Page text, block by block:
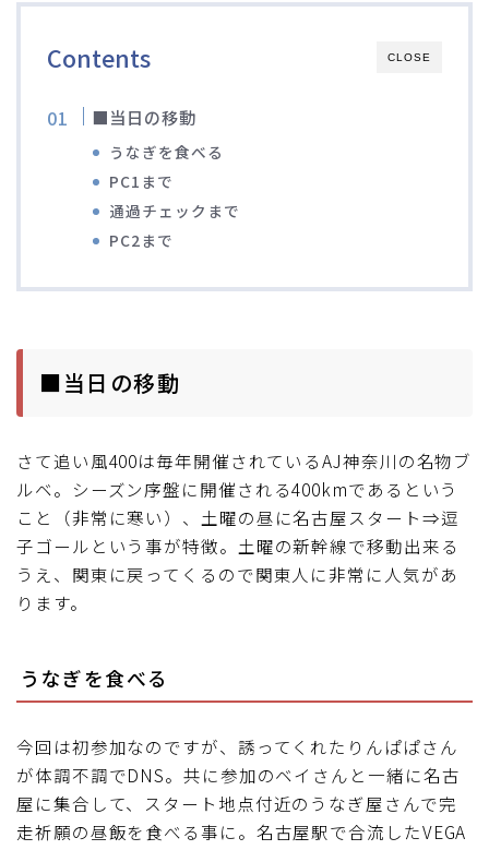
ブルベ装備
ディスクブレーキ
ブルべレポート2025
ブルベレポート2022
ブルベレポート2020
ブルベレポート2019
ブルベレポート2017
ブルベレポート2016
ブルべレポート2015
CLOSE
Contents
■当日の移動
うなぎを食べる
PC1まで
通過チェックまで
PC2まで
■当日の移動
さて追い風400は毎年開催されているAJ神奈川の名物ブ
ルベ。シーズン序盤に開催される400kmであるという
こと（非常に寒い）、土曜の昼に名古屋スタート⇒逗
子ゴールという事が特徴。土曜の新幹線で移動出来る
うえ、関東に戻ってくるので関東人に非常に人気があ
ります。
うなぎを食べる
今回は初参加なのですが、誘ってくれたりんぱぱさん
が体調不調でDNS。共に参加のベイさんと一緒に名古
屋に集合して、スタート地点付近のうなぎ屋さんで完
走祈願の昼飯を食べる事に。名古屋駅で合流したVEGA